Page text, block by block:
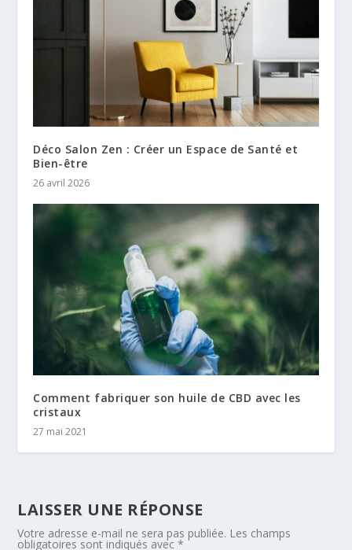
Déco Salon Zen : Créer un Espace de Santé et
Bien-être
26 avril 2026
Comment fabriquer son huile de CBD avec les
cristaux
27 mai 2021
LAISSER UNE RÉPONSE
Votre adresse e-mail ne sera pas publiée. Les champs
obligatoires sont indiqués avec*